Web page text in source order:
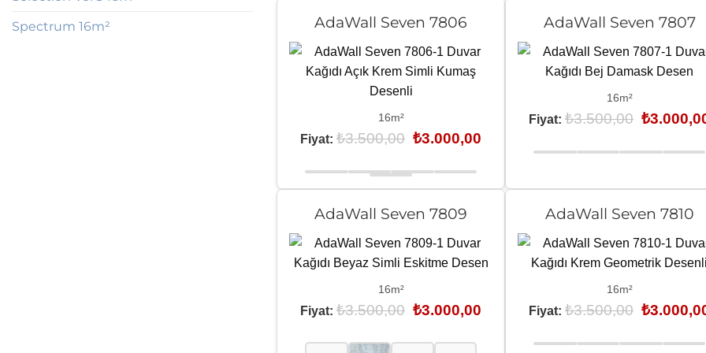
Spectrum 16m²
AdaWall Seven 7806
16m²
Fiyat:₺3.500,00 Orijinal
₺3.000,00Şu
AdaWall Seven 7807
16m²
Fiyat:₺3.500,00 Orijinal
₺
AdaWall Seven 7809
16m²
Fiyat:₺3.500,00 Orijinal
₺3.000,00Şu
₺3.000,00.
AdaWall Seven 7810
16m²
Fiyat:₺3.500,00 Orijinal
₺